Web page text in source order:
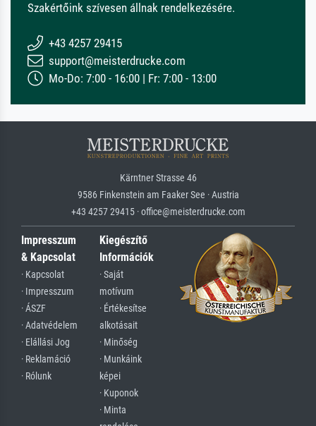
Szakértőink szívesen állnak rendelkezésére.
+43 4257 29415
support@meisterdrucke.com
Mo-Do: 7:00 - 16:00 | Fr: 7:00 - 13:00
Kärntner Strasse 46
9586 Finkenstein am Faaker See · Austria
+43 4257 29415 · office@meisterdrucke.com
Impresszum
& Kapcsolat
· Kapcsolat
· Impresszum
· ÁSZF
· Adatvédelem
· Elállási Jog
· Reklamáció
· Rólunk
Kiegészítő
Információk
· Saját
motívum
· Értékesítse
alkotásait
· Minőség
· Munkáink
képei
· Kuponok
· Minta